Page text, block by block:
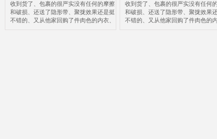
收到货了、包裹的很严实没有任何的摩擦
和破损、还送了隐形带、聚拢效果还是挺
不错的、又从他家回购了件肉色的内衣、
收到货了、包裹的很严实没有任何
和破损、还送了隐形带、聚拢效果
不错的、又从他家回购了件肉色的